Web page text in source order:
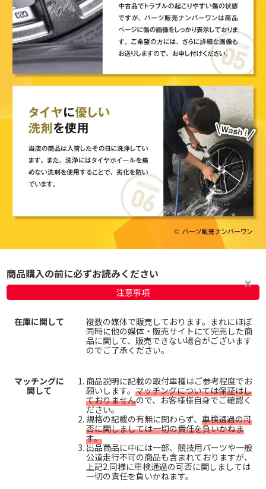
商品購入の前に必ずお読みください
注意事項
在庫に関して
複数の媒体で販売しております。まれにほぼ
同時に他の媒体・販売サイトにて完売した商
品に関して、販売できない場合がございます
のでご了承ください。
マッチングに
関して
商品説明に記載の取付車種はご参考程度でお
願いします。 マッチングについては保証はし
ておりませんので、お客様様自身でご確認く
ださい。
規格の記載の有無に関わらず、 車検通過の可
否に関しましては一切の責任を負いかねま
す。
出品商品に中には一部、競技用パーツや一般
公道走行不可の商品も含まれておりますが、
上記2.同様に車検通過の可否に関しましては
一切の責任を負いかねます。